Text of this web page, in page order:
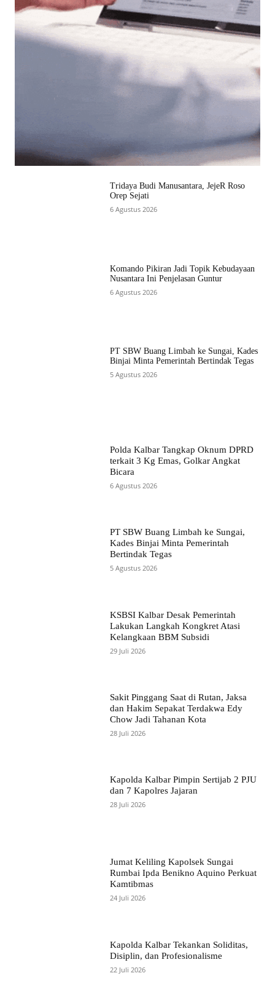
Tridaya Budi Manusantara, JejeR Roso
Orep Sejati
6 Agustus 2026
Komando Pikiran Jadi Topik Kebudayaan
Nusantara Ini Penjelasan Guntur
6 Agustus 2026
PT SBW Buang Limbah ke Sungai, Kades
Binjai Minta Pemerintah Bertindak Tegas
5 Agustus 2026
Polda Kalbar Tangkap Oknum DPRD
terkait 3 Kg Emas, Golkar Angkat
Bicara
6 Agustus 2026
PT SBW Buang Limbah ke Sungai,
Kades Binjai Minta Pemerintah
Bertindak Tegas
5 Agustus 2026
KSBSI Kalbar Desak Pemerintah
Lakukan Langkah Kongkret Atasi
Kelangkaan BBM Subsidi
29 Juli 2026
Sakit Pinggang Saat di Rutan, Jaksa
dan Hakim Sepakat Terdakwa Edy
Chow Jadi Tahanan Kota
28 Juli 2026
Kapolda Kalbar Pimpin Sertijab 2 PJU
dan 7 Kapolres Jajaran
28 Juli 2026
Jumat Keliling Kapolsek Sungai
Rumbai Ipda Benikno Aquino Perkuat
Kamtibmas
24 Juli 2026
Kapolda Kalbar Tekankan Soliditas,
Disiplin, dan Profesionalisme
22 Juli 2026